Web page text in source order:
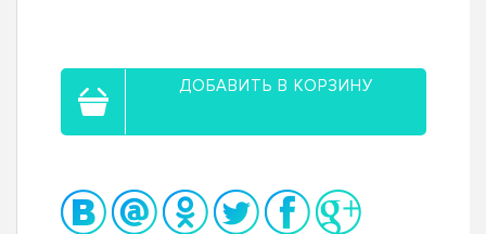
ДОБАВИТЬ В КОРЗИНУ